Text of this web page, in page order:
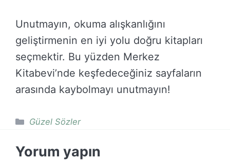
Unutmayın, okuma alışkanlığını
geliştirmenin en iyi yolu doğru kitapları
seçmektir. Bu yüzden Merkez
Kitabevi’nde keşfedeceğiniz sayfaların
arasında kaybolmayı unutmayın!
Kategoriler
Güzel Sözler
Yorum yapın